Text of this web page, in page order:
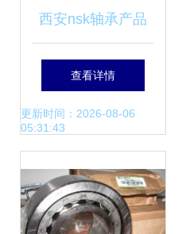
西安nsk轴承产品
展示cna209 27krj
轴承
查看详情
更新时间：2026-08-06
05:31:43